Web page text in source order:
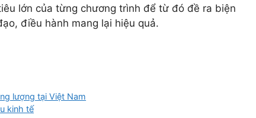
lớn của từng chương trình để từ đó đề ra biện
điều hành mang lại hiệu quả.
lượng tại Việt Nam
kinh tế